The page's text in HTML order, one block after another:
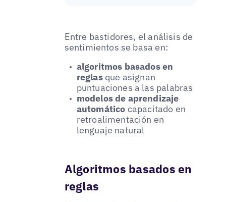
Entre bastidores, el análisis de
sentimientos se basa en:
algoritmos basados en
reglasque asignan
puntuaciones a las palabras
modelos de aprendizaje
automático capacitado en
retroalimentación en
lenguaje natural
Algoritmos basados en
reglas